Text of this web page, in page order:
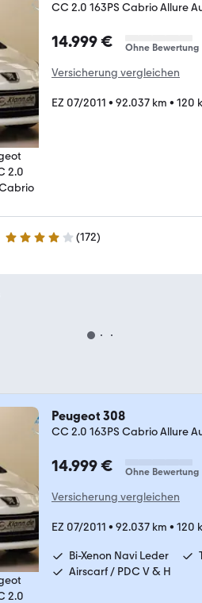
CC 2.0 163PS Cabrio Allure
14.999 € Ohne Bewertung
Versicherung vergleichen
EZ 07/2011 • 92.037 km • 120
4 Sterne (172)
Peugeot 308
CC 2.0 163PS Cabrio Allure
14.999 € Ohne Bewertung
Versicherung vergleichen
EZ 07/2011 • 92.037 km • 120
Bi-Xenon Navi Leder
Airscarf / PDC V & H